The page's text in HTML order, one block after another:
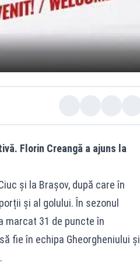
Florin Creangă a ajuns la
și la Brașov, după care în
și al golului. În sezonul
marcat 31 de puncte în
fie în echipa Gheorgheniului și